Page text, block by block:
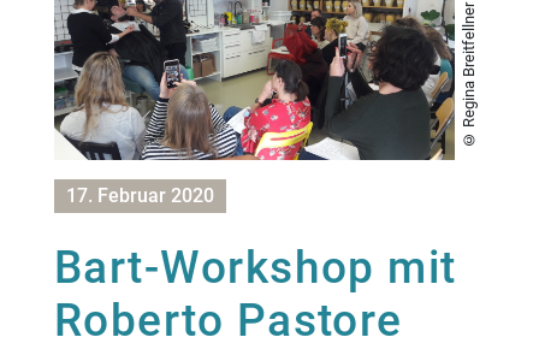
© Regina Breitfellner
17. Februar 2020
Bart-Workshop mit
Roberto Pastore